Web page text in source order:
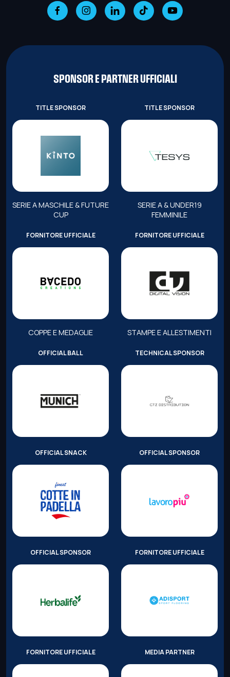
SPONSOR E PARTNER UFFICIALI
TITLE SPONSOR
SERIE A MASCHILE & FUTURE
CUP
TITLE SPONSOR
SERIE A & UNDER19
FEMMINILE
FORNITORE UFFICIALE
COPPE E MEDAGLIE
FORNITORE UFFICIALE
STAMPE E ALLESTIMENTI
OFFICIAL BALL TECHNICAL SPONSOR
OFFICIAL SNACK OFFICIAL SPONSOR
OFFICIAL SPONSOR FORNITORE UFFICIALE
FORNITORE UFFICIALE MEDIA PARTNER